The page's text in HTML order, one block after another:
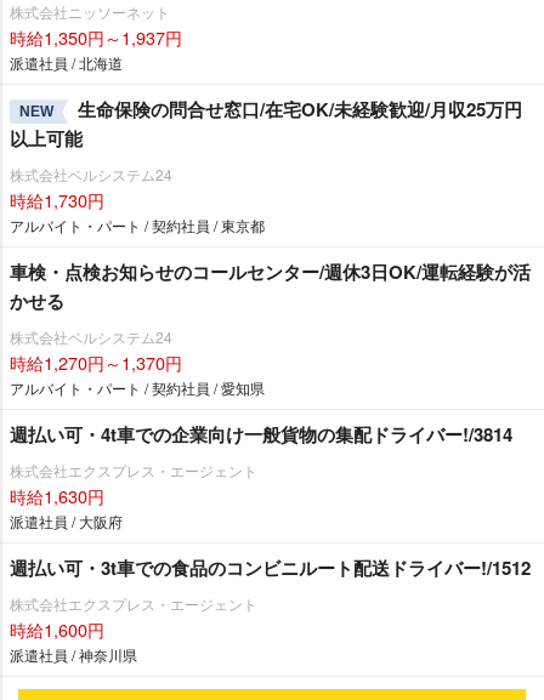
株式会社ニッソーネット
時給1,350円～1,937円
派遣社員 / 北海道
NEW
生命保険の問合せ窓口/在宅OK/未経験歓迎/月収25万円
以上可能
株式会社ベルシステム24
時給1,730円
アルバイト・パート / 契約社員 / 東京都
車検・点検お知らせのコールセンター/週休3日OK/運転経験が活
かせる
株式会社ベルシステム24
時給1,270円～1,370円
アルバイト・パート / 契約社員 / 愛知県
週払い可・4t車での企業向け一般貨物の集配ドライバー!/3814
株式会社エクスプレス・エージェント
時給1,630円
派遣社員 / 大阪府
週払い可・3t車での食品のコンビニルート配送ドライバー!/1512
株式会社エクスプレス・エージェント
時給1,600円
派遣社員 / 神奈川県